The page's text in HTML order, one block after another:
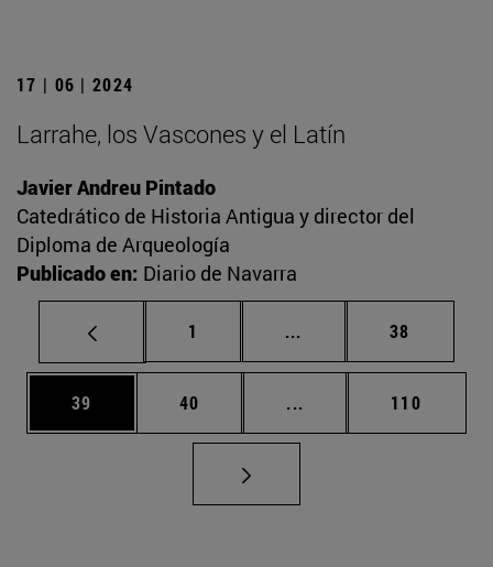
17 | 06 | 2024
Larrahe, los Vascones y el Latín
Javier Andreu Pintado
Catedrático de Historia Antigua y director del
Diploma de Arqueología
Publicado en: Diario de Navarra
Página
1 ... Páginas intermedias
Página
38
Página
39 Página
40 ... Páginas intermedias
Página
110